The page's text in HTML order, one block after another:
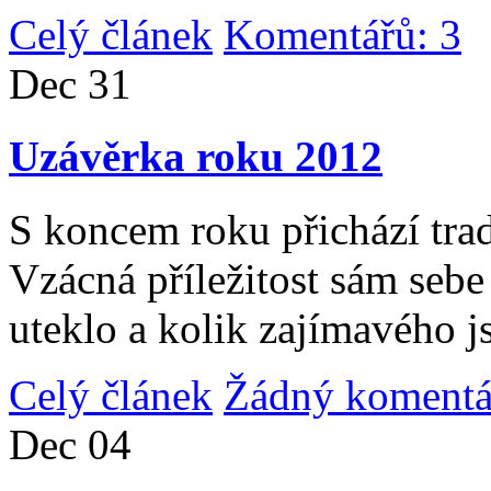
Celý článek Komentářů: 3
Dec 31
Uzávěrka roku 2012
S koncem roku přichází
Vzácná příležitost sám
uteklo a kolik zajímavého
Celý článek Žádný
Dec 04